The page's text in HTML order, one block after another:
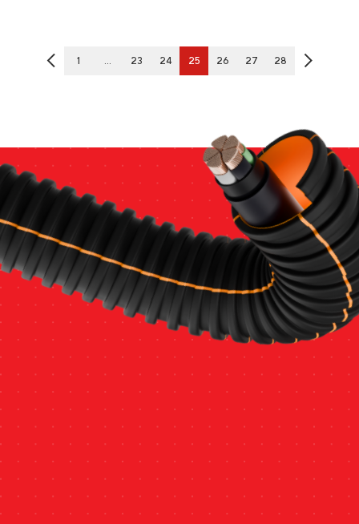
1 23 24 25 26 27 28